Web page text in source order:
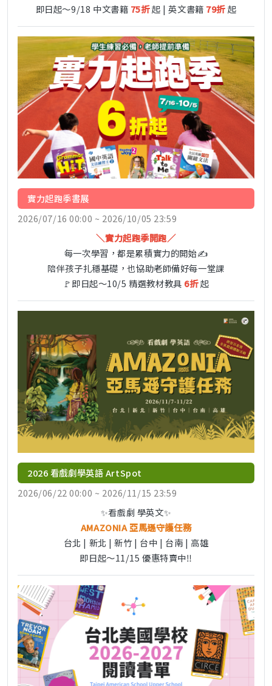
即日起～9/18 中文書籍 75折起 | 英文書籍 79折起
實力起跑季書展
2026/07/16 00:00 ~ 2026/10/05 23:59
＼實力起跑季開跑／
每一次學習，都是累積實力的開始✍️
陪伴孩子扎穩基礎，也協助老師備好每一堂課
🚩即日起～10/5 精選教材教具 6折起
2026 看戲劇學英語 ArtSpot
2026/06/22 00:00 ~ 2026/11/15 23:59
✨看戲劇 學英文✨
AMAZONIA 亞馬遜守護任務
台北 | 新北 | 新竹 | 台中 | 台南 | 高雄
即日起～11/15 優惠特賣中‼️